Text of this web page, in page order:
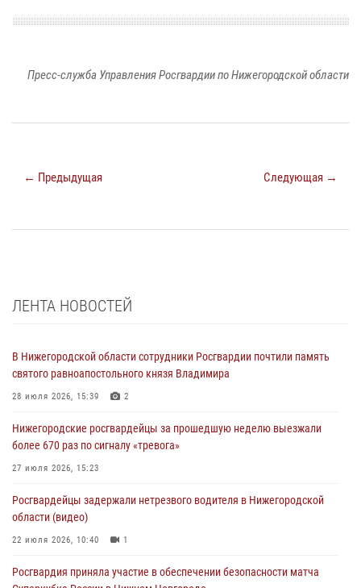
Пресс-служба Управления Росгвардии по Нижегородской области
← Предыдущая Следующая →
ЛЕНТА НОВОСТЕЙ
В Нижегородской области сотрудники Росгвардии почтили память
святого равноапостольного князя Владимира
28 июля 2026, 15:39 2
Нижегородские росгвардейцы за прошедшую неделю выезжали
более 670 раз по сигналу «тревога»
27 июля 2026, 15:23
Росгвардейцы задержали нетрезвого водителя в Нижегородской
области (видео)
22 июля 2026, 10:40 1
Росгвардия приняла участие в обеспечении безопасности матча